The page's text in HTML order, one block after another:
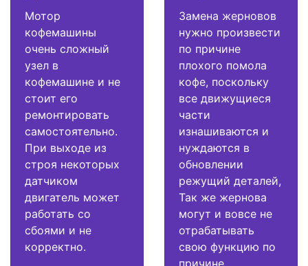
Мотор
кофемашины
очень сложный
узел в
кофемашине и не
стоит его
ремонтировать
самостоятельно.
При выходе из
строя некоторых
датчиком
двигатель может
работать со
сбоями и не
корректно.
Замена жерновов
нужно произвести
по причине
плохого помола
кофе, поскольку
все движущиеся
части
изнашиваются и
нуждаются в
обновлении
режущий деталей,
Так же жернова
могут и вовсе не
отрабатывать
свою функцию по
причине